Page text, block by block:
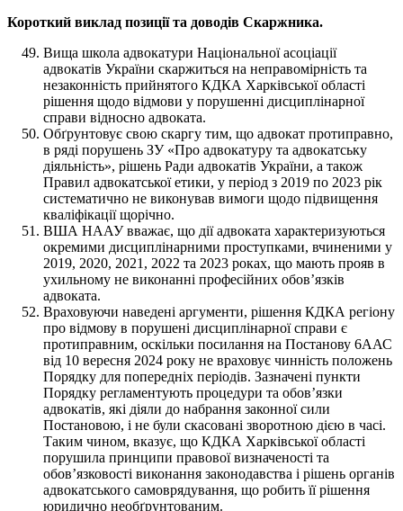
Короткий виклад позиції та доводів Скаржника.
Вища школа адвокатури Національної асоціації
адвокатів України скаржиться на неправомірність та
незаконність прийнятого КДКА Харківської області
рішення щодо відмови у порушенні дисциплінарної
справи відносно адвоката.
Обґрунтовує свою скаргу тим, що адвокат протиправно,
в ряді порушень ЗУ «Про адвокатуру та адвокатську
діяльність», рішень Ради адвокатів України, а також
Правил адвокатської етики, у період з 2019 по 2023 рік
систематично не виконував вимоги щодо підвищення
кваліфікації щорічно.
ВША НААУ вважає, що дії адвоката характеризуються
окремими дисциплінарними проступками, вчиненими у
2019, 2020, 2021, 2022 та 2023 роках, що мають прояв в
ухильному не виконанні професійних обов’язків
адвоката.
Враховуючи наведені аргументи, рішення КДКА регіону
про відмову в порушені дисциплінарної справи є
протиправним, оскільки посилання на Постанову 6ААС
від 10 вересня 2024 року не враховує чинність положень
Порядку для попередніх періодів. Зазначені пункти
Порядку регламентують процедури та обов’язки
адвокатів, які діяли до набрання законної сили
Постановою, і не були скасовані зворотною дією в часі.
Таким чином, вказує, що КДКА Харківської області
порушила принципи правової визначеності та
обов’язковості виконання законодавства і рішень органів
адвокатського самоврядування, що робить її рішення
юридично необґрунтованим.